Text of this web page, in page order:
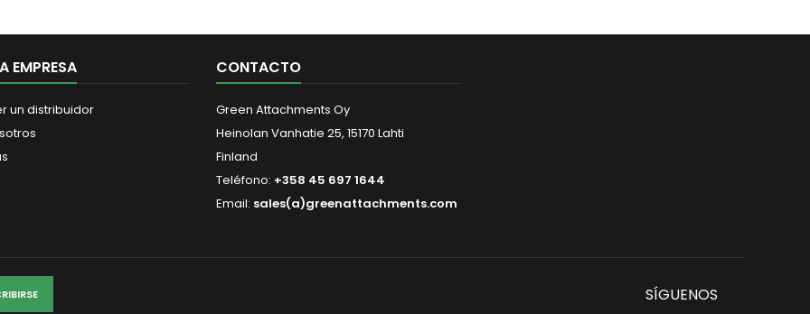
EMPRESA
un distribuidor
CONTACTO
Green Attachments Oy
Heinolan Vanhatie 25, 15170 Lahti
Finland
Teléfono: +358 45 697 1644
Email: sales(a)greenattachments.com
SÍGUENOS